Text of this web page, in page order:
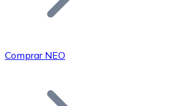
Bitcoin
Comprar NEO